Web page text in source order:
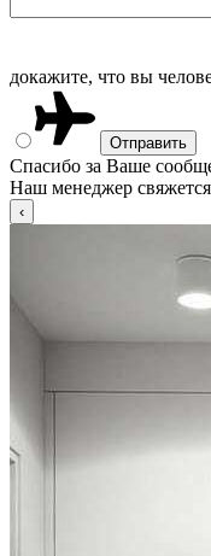
докажите, что вы
Спасибо за Ваше
Наш менеджер